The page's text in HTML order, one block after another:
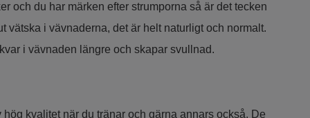
och du har märken efter strumporna så är det tecken
vätska i vävnaderna, det är helt naturligt och normalt.
i vävnaden längre och skapar svullnad.
kvalitet när du tränar och gärna annars också. De